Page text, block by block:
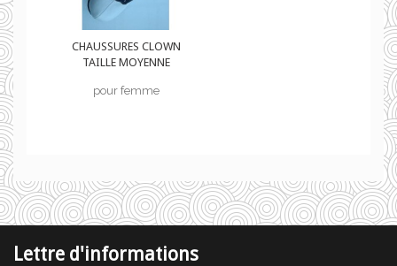
CHAUSSURES CLOWN
TAILLE MOYENNE
pour femme
Lettre d'informations